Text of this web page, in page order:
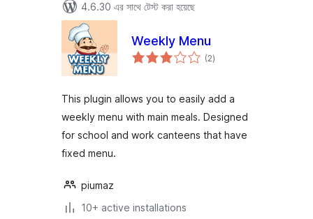
4.6.30 এর সাথে টেস্ট করা হয়েছে
Weekly Menu
(2total
ratings
)
This plugin allows you to easily add a
weekly menu with main meals. Designed
for school and work canteens that have
fixed menu.
piumaz
10+ active installations